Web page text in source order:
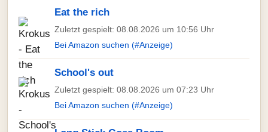
Eat the rich
Zuletzt gespielt: 08.08.2026 um 10:56 Uhr
Bei Amazon suchen (#Anzeige)
School's out
Zuletzt gespielt: 08.08.2026 um 07:23 Uhr
Bei Amazon suchen (#Anzeige)